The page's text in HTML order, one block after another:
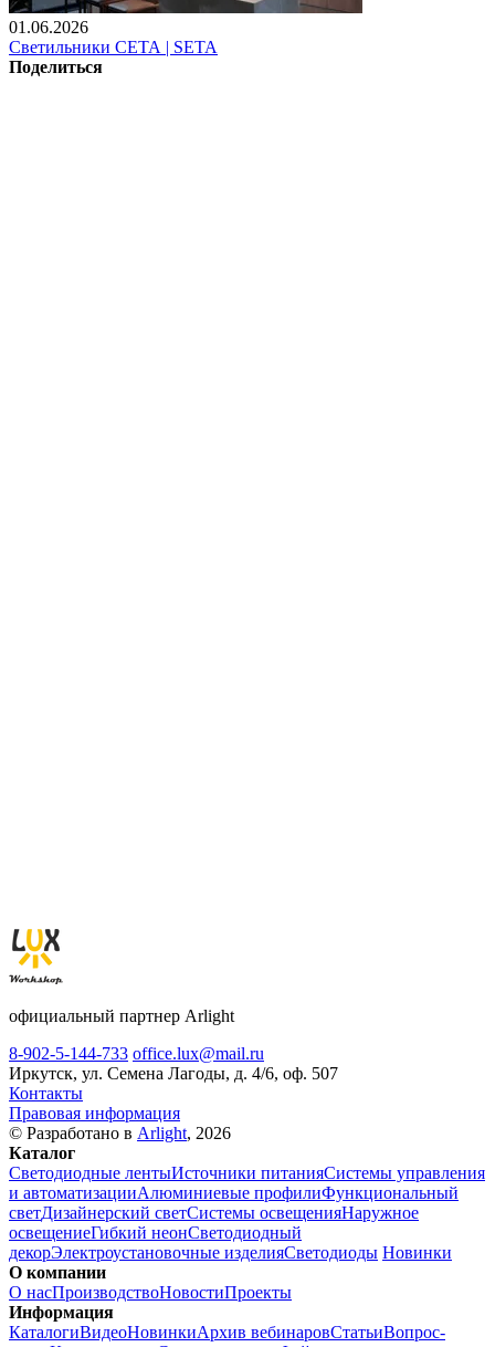
01.06.2026
Светильники СЕТА | SETA
Поделиться
официальный партнер Arlight
8-902-5-144-733 office.lux@mail.ru
Иркутск, ул. Семена Лагоды, д. 4/6, оф. 507
Контакты
Правовая информация
© Разработано в Arlight, 2026
Каталог
Светодиодные лентыИсточники питанияСистемы управления
и автоматизацииАлюминиевые профилиФункциональный
светДизайнерский светСистемы освещенияНаружное
освещениеГибкий неонСветодиодный
декорЭлектроустановочные изделияСветодиоды Новинки
О компании
О насПроизводствоНовостиПроекты
Информация
КаталогиВидеоНовинкиАрхив вебинаровСтатьиВопрос-